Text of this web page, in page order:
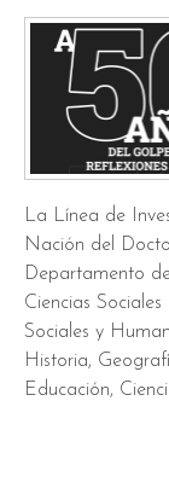
La Línea de
Nación del
Departamento
Ciencias
Sociales y
Historia,
Educación,